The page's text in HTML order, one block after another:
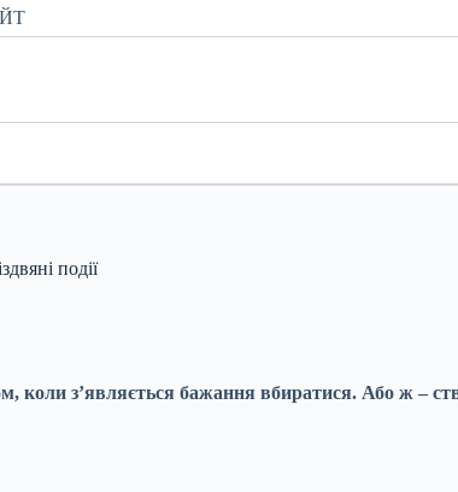
події
коли з’являється бажання вбиратися. Або ж –